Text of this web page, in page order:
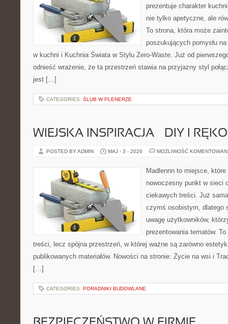
prezentuje charakter
nie tylko apetyczne, ale
To strona, która może
poszukujących pomysłu
w kuchni i Kuchnia Świata w Stylu Zero-Waste. Już od
odnieść wrażenie, że ta przestrzeń stawia na przyjazny styl
jest […]
CATEGORIES: ŚLUB W PLENERZE
WIEJSKA INSPIRACJA – DIY I
POSTED BY ADMIN MAJ - 3 - 2026 MOŻLIWOŚĆ
Madlennn to miejsce,
nowoczesny punkt w sieci
ciekawych treści. Już
czymś osobistym, dlatego
uwagę użytkowników,
prezentowania tematów.
treści, lecz spójna przestrzeń, w której ważne są zarówno
publikowanych materiałów. Nowości na stronie: Życie na wsi i
[…]
CATEGORIES: PORADNIKI BUDOWLANE